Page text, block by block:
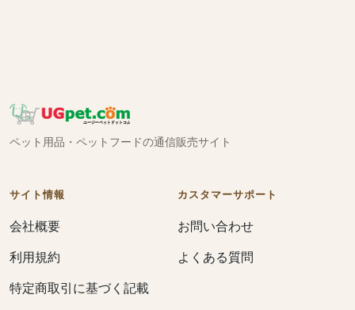
ペット用品・ペットフードの通信販売サイト
サイト情報
会社概要
利用規約
特定商取引に基づく記載
カスタマーサポート
お問い合わせ
よくある質問